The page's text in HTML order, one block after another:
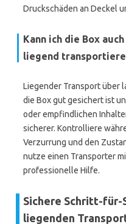
Druckschäden an Deckel
Kann ich die Box
liegend
Liegender Transport über
die Box gut gesichert ist
oder empfindlichen
sicherer. Kontrolliere
Verzurrung und den
nutze einen Transporter
professionelle Hilfe.
Sichere Schritt-
liegenden